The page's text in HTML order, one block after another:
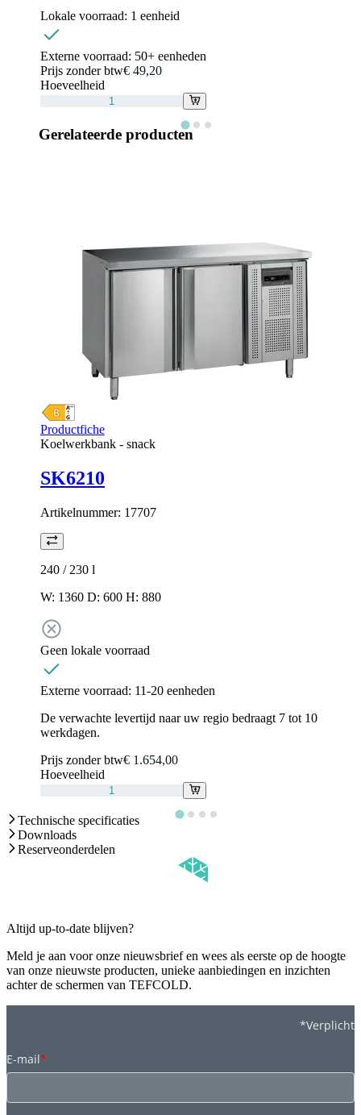
Lokale voorraad: 1 eenheid
Externe voorraad: 50+ eenheden
Prijs zonder btw€ 49,20
Hoeveelheid
Gerelateerde producten
Productfiche
Koelwerkbank - snack
SK6210
Artikelnummer: 17707
240 / 230 l
W: 1360 D: 600 H: 880
Geen lokale voorraad
Externe voorraad: 11-20 eenheden
De verwachte levertijd naar uw regio bedraagt 7 tot 10
werkdagen.
Prijs zonder btw€ 1.654,00
Hoeveelheid
Technische specificaties
Downloads
Reserveonderdelen
Altijd up-to-date blijven?
Meld je aan voor onze nieuwsbrief en wees als eerste op de hoogte
van onze nieuwste producten, unieke aanbiedingen en inzichten
achter de schermen van TEFCOLD.
*Verplicht
E-mail*